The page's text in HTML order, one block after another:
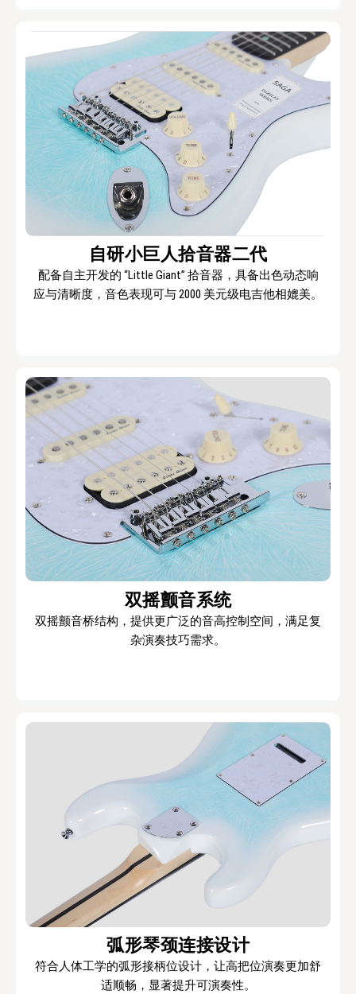
自研小巨人拾音器二代
配备自主开发的 “Little Giant” 拾音器，具备出色动态响
应与清晰度，音色表现可与 2000 美元级电吉他相媲美。
双摇颤音系统
双摇颤音桥结构，提供更广泛的音高控制空间，满足复
杂演奏技巧需求。
弧形琴颈连接设计
符合人体工学的弧形接柄位设计，让高把位演奏更加舒
适顺畅，显著提升可演奏性。